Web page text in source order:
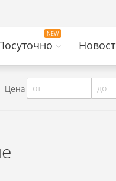
Цена от до